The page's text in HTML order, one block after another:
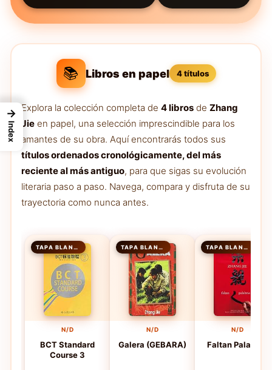
📚 Libros en papel 4 títulos
Explora la colección completa de 4 libros de Zhang
Jie en papel, una selección imprescindible para los
amantes de su obra. Aquí encontrarás todos sus
títulos ordenados cronológicamente, del más
reciente al más antiguo, para que sigas su evolución
literaria paso a paso. Navega, compara y disfruta de su
trayectoria como nunca antes.
TAPA BLANDA
N/D
BCT Standard
Course 3
TAPA BLANDA
N/D
Galera (GEBARA)
TAPA BLANDA
N/D
Faltan Palabras
→
Index